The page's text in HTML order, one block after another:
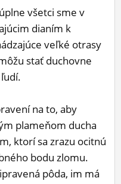
všetci sme v
dianím k
veľké otrasy
stať duchovne
na to, aby
plameňom ducha
ktorí sa zrazu ocitnú
bodu zlomu.
pôda, im má